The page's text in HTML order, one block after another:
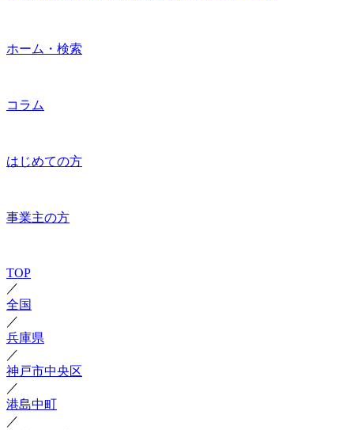
ホーム・検索
コラム
はじめての方
事業主の方
TOP
／
全国
／
兵庫県
／
神戸市中央区
／
港島中町
／